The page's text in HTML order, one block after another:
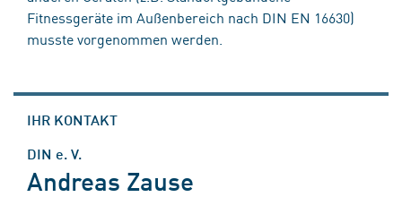
Fitnessgeräte im Außenbereich nach DIN EN 16630)
musste vorgenommen werden.
IHR KONTAKT
DIN e. V.
Andreas Zause